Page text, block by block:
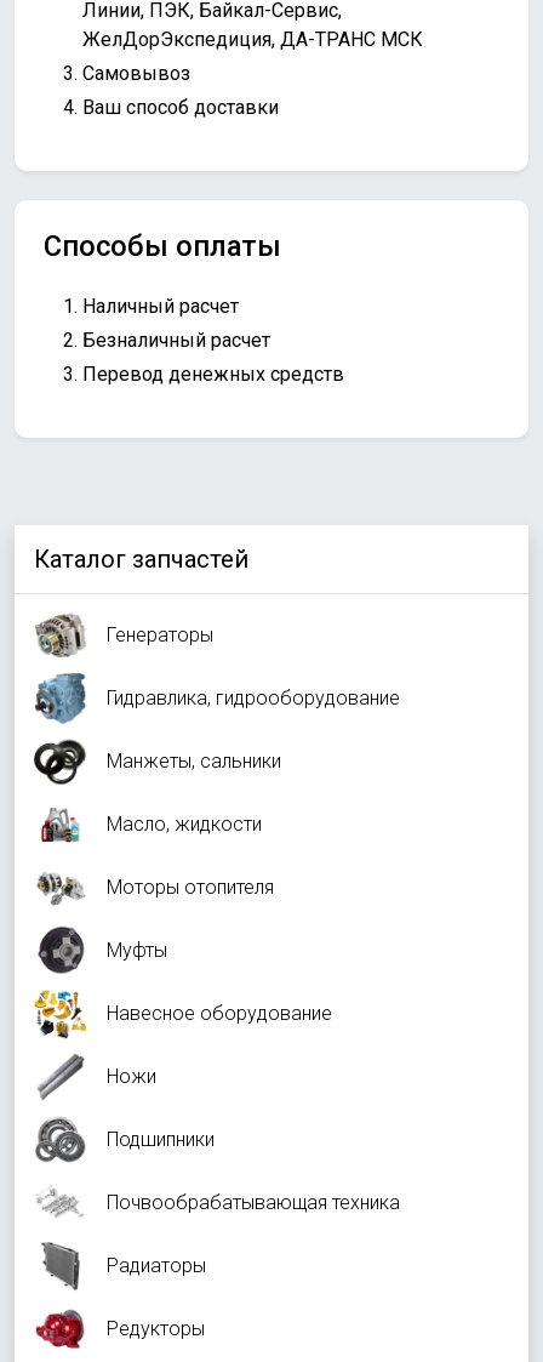
Каталог запчастей
Генераторы
Гидравлика, гидрооборудование
Манжеты, сальники
Масло, жидкости
Моторы отопителя
Муфты
Навесное оборудование
Ножи
Подшипники
Почвообрабатывающая техника
Радиаторы
Редукторы
Линии, ПЭК, Байкал-Сервис,
ЖелДорЭкспедиция, ДА-ТРАНС МСК
Самовывоз
Ваш способ доставки
Способы оплаты
Наличный расчет
Безналичный расчет
Перевод денежных средств